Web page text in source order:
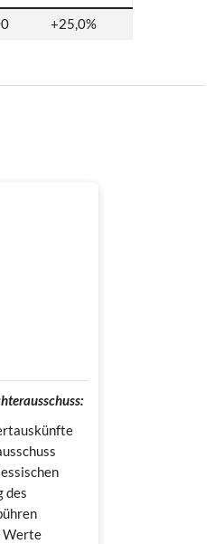
+25,0%
des
Werte